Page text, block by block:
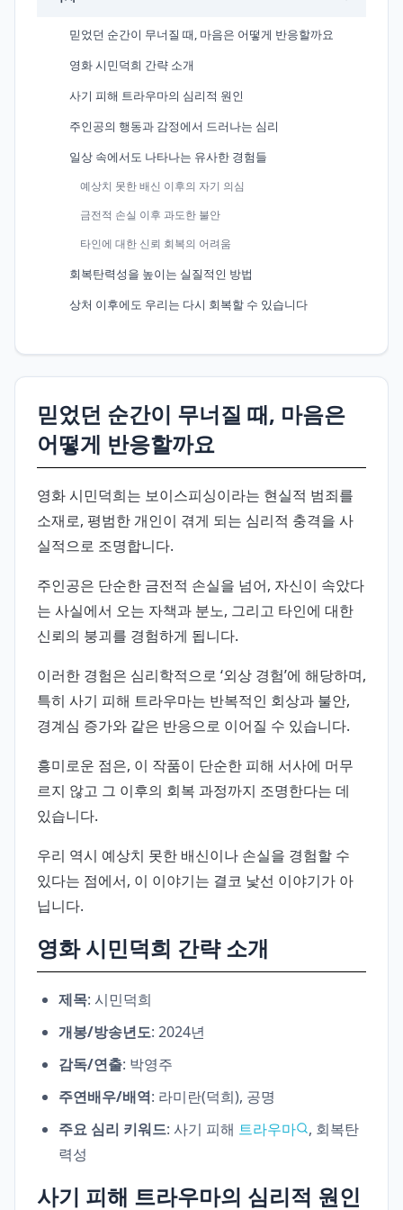
믿었던 순간이 무너질 때, 마음은 어떻게 반응할까요
영화 시민덕희 간략 소개
사기 피해 트라우마의 심리적 원인
주인공의 행동과 감정에서 드러나는 심리
일상 속에서도 나타나는 유사한 경험들
예상치 못한 배신 이후의 자기 의심
금전적 손실 이후 과도한 불안
타인에 대한 신뢰 회복의 어려움
회복탄력성을 높이는 실질적인 방법
상처 이후에도 우리는 다시 회복할 수 있습니다
믿었던 순간이 무너질 때, 마음은
어떻게 반응할까요
영화 시민덕희는 보이스피싱이라는 현실적 범죄를
소재로, 평범한 개인이 겪게 되는 심리적 충격을 사
실적으로 조명합니다.
주인공은 단순한 금전적 손실을 넘어, 자신이 속았다
는 사실에서 오는 자책과 분노, 그리고 타인에 대한
신뢰의 붕괴를 경험하게 됩니다.
이러한 경험은 심리학적으로 ‘외상 경험’에 해당하며,
특히 사기 피해 트라우마는 반복적인 회상과 불안,
경계심 증가와 같은 반응으로 이어질 수 있습니다.
흥미로운 점은, 이 작품이 단순한 피해 서사에 머무
르지 않고 그 이후의 회복 과정까지 조명한다는 데
있습니다.
우리 역시 예상치 못한 배신이나 손실을 경험할 수
있다는 점에서, 이 이야기는 결코 낯선 이야기가 아
닙니다.
영화 시민덕희 간략 소개
제목: 시민덕희
개봉/방송년도: 2024년
감독/연출: 박영주
주연배우/배역: 라미란(덕희), 공명
주요 심리 키워드: 사기 피해 트라우마
, 회복탄
력성
사기 피해 트라우마의 심리적 원인